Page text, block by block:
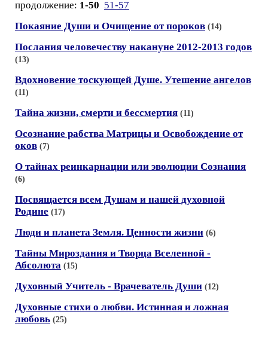
продолжение: 1-50 51-57
Покаяние Души и Очищение от пороков (14)
Послания человечеству накануне 2012-2013 годов
(13)
Вдохновение тоскующей Душе. Утешение ангелов
(11)
Тайна жизни, смерти и бессмертия (11)
Осознание рабства Матрицы и Освобождение от
оков (7)
О тайнах реинкарнации или эволюции Сознания
(6)
Посвящается всем Душам и нашей духовной
Родине (17)
Люди и планета Земля. Ценности жизни (6)
Тайны Мироздания и Творца Вселенной -
Абсолюта (15)
Духовный Учитель - Врачеватель Души (12)
Духовные стихи о любви. Истинная и ложная
любовь (25)